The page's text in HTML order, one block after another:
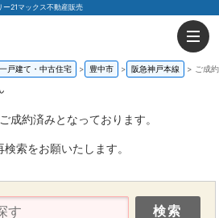
21マックス不動産販売
戸建て・中古住宅 豊中市 阪急神戸本線 ご成
成約済みとなっております。
索をお願いたします。